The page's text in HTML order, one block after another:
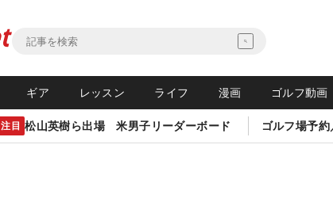
ギア レッスン ライフ 漫画 ゴルフ動画
注目 松山英樹ら出場 米男子リーダーボード ゴルフ場予